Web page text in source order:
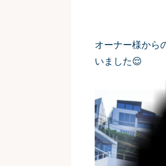
オーナー様から
いました😌